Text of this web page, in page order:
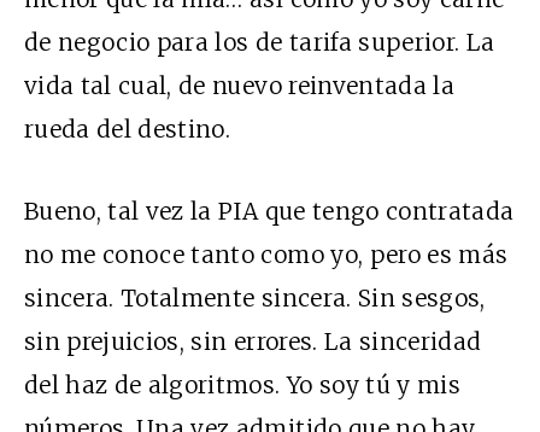
de negocio para los de tarifa superior. La
vida tal cual, de nuevo reinventada la
rueda del destino.
Bueno, tal vez laPIAque tengo contratada
no me conoce tanto como yo, pero es más
sincera. Totalmente sincera. Sin sesgos,
sin prejuicios, sin errores. La sinceridad
del haz de algoritmos. Yo soy tú y mis